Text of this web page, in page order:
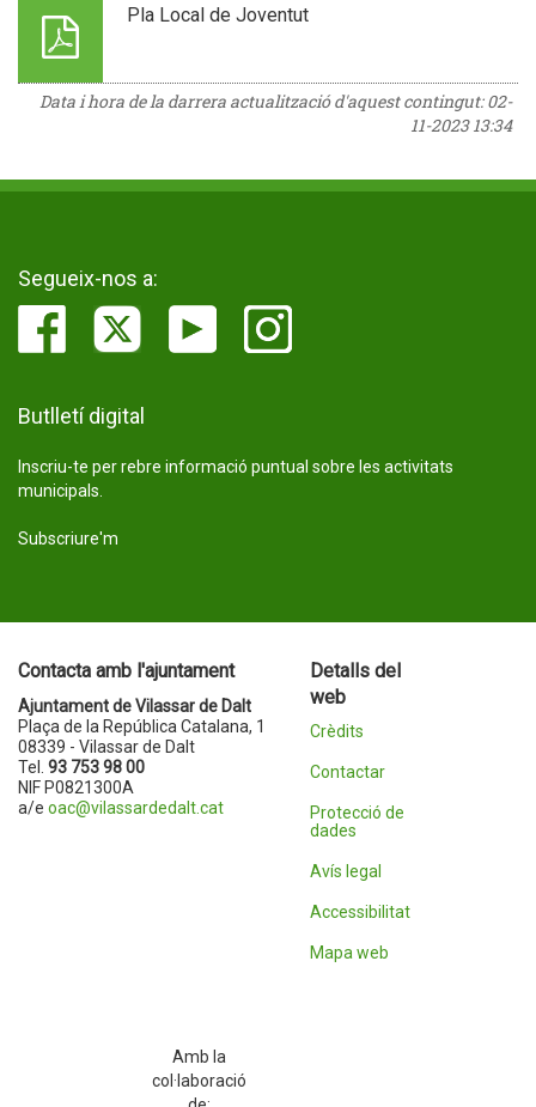
Pla Local de Joventut
Data i hora de la darrera actualització d'aquest contingut:02-
11-2023 13:34
Segueix-nos a:
Butlletí digital
Inscriu-te per rebre informació puntual sobre les activitats
municipals.
Subscriure'm
Contacta amb l'ajuntament
Ajuntament de Vilassar de Dalt
Plaça de la República Catalana, 1
08339 - Vilassar de Dalt
Tel. 93 753 98 00
NIF P0821300A
a/e oac@vilassardedalt.cat
Detalls del
web
Crèdits
Contactar
Protecció de
dades
Avís legal
Accessibilitat
Mapa web
Amb la
col·laboració